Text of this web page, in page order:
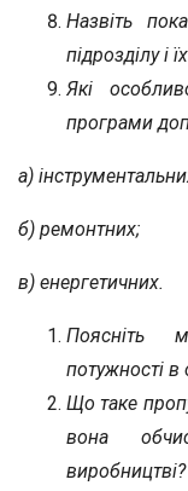
Назвіть
підрозділу і
Які
програми
а)
б) ремонтних;
в) енергетичних.
Поясніть
потужності
Що таке
вона
виробництві?